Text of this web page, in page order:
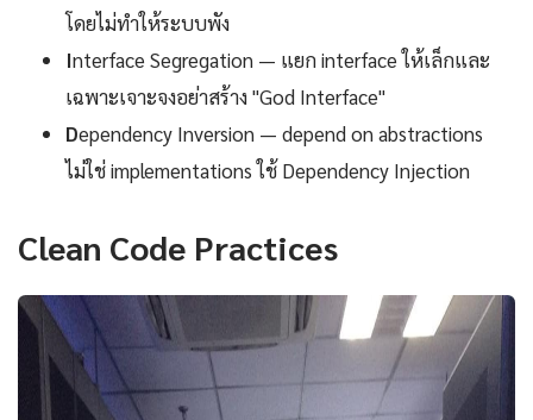
โดยไม่ทำให้ระบบพัง
Interface Segregation — แยก interface ให้เล็กและ
เฉพาะเจาะจงอย่าสร้าง "God Interface"
Dependency Inversion — depend on abstractions
ไม่ใช่ implementations ใช้ Dependency Injection
Clean Code Practices